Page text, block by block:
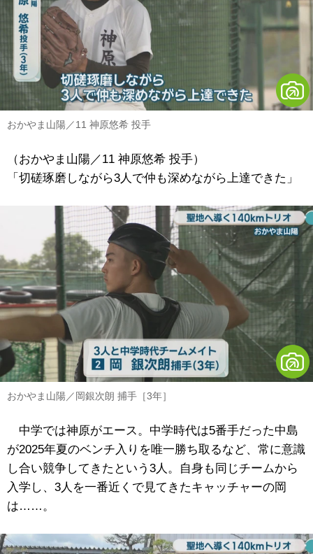
おかやま山陽／11 神原悠希 投手
（おかやま山陽／11 神原悠希 投手）
「切磋琢磨しながら3人で仲も深めながら上達できた」
おかやま山陽／岡銀次朗 捕手［3年］
中学では神原がエース。中学時代は5番手だった中島
が2025年夏のベンチ入りを唯一勝ち取るなど、常に意識
し合い競争してきたという3人。自身も同じチームから
入学し、3人を一番近くで見てきたキャッチャーの岡
は……。